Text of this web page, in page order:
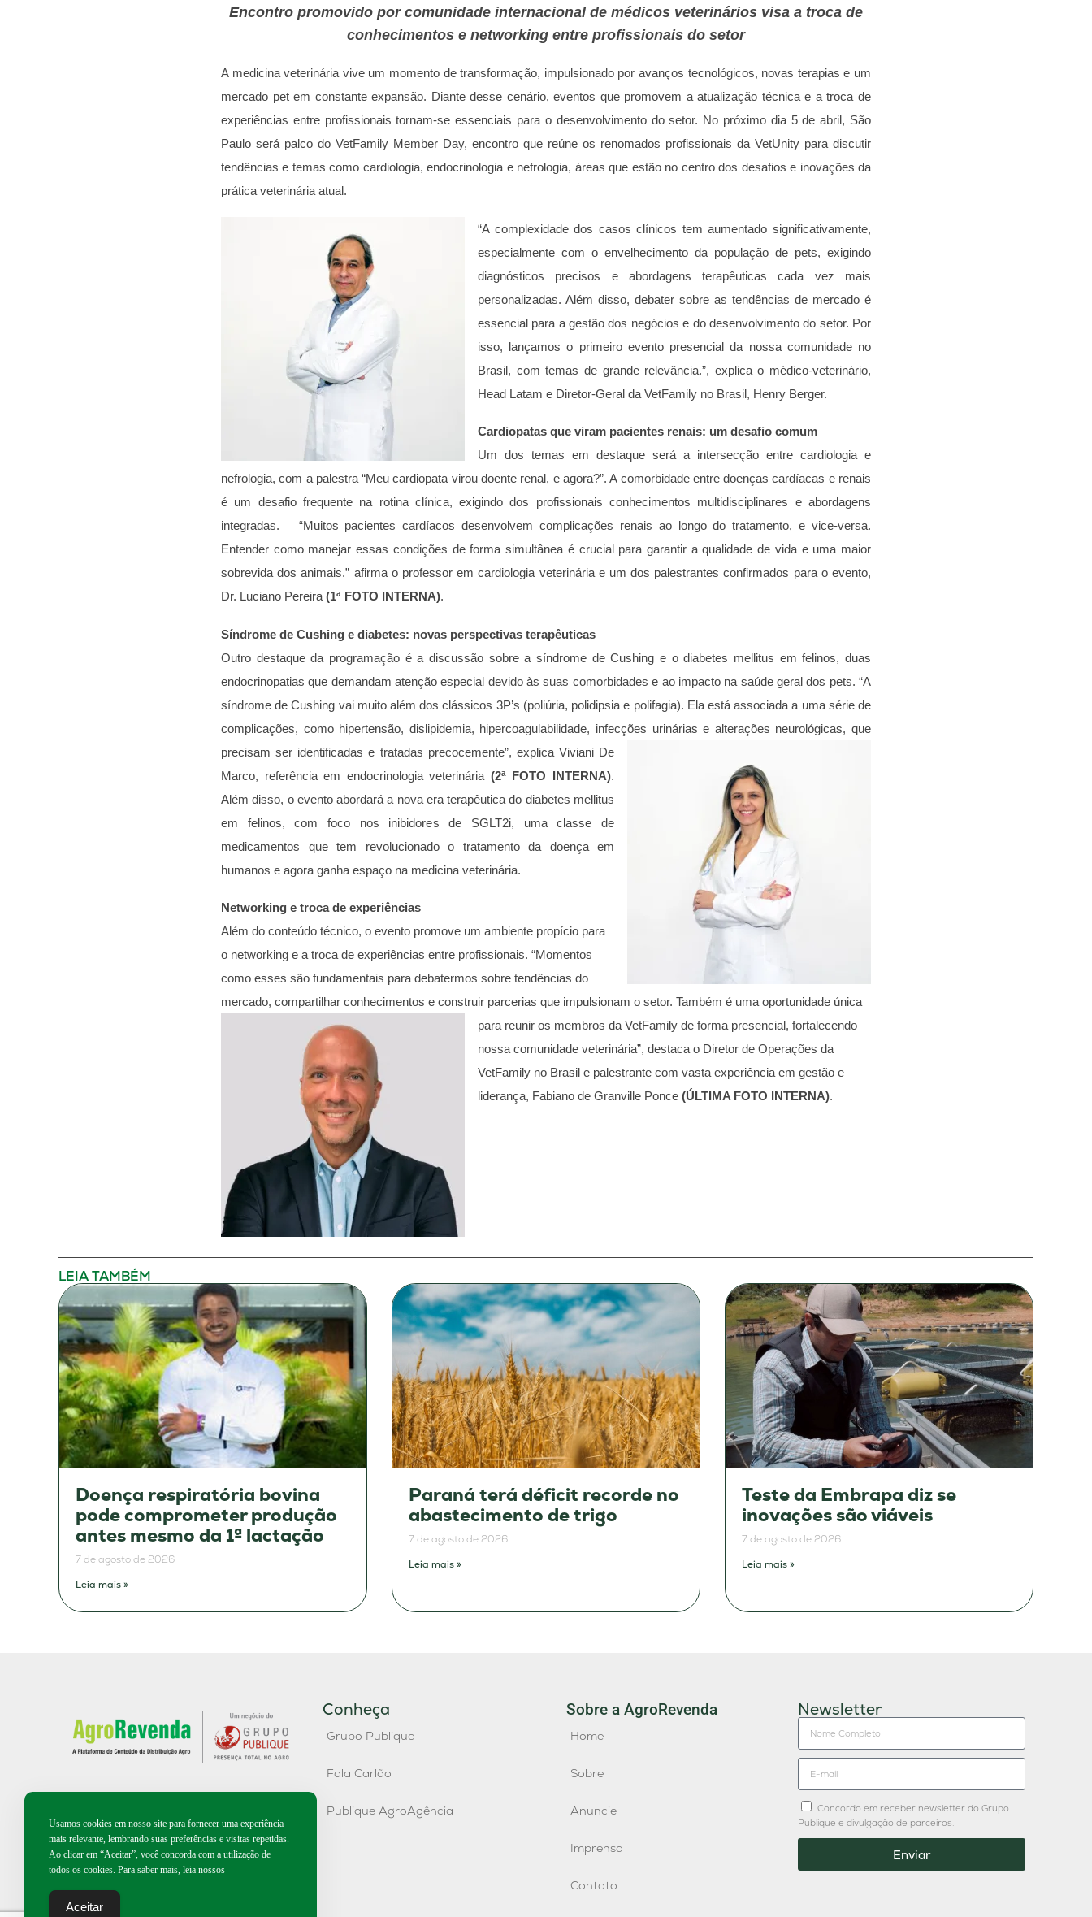
Encontro promovido por comunidade internacional de médicos veterinários visa a troca de
conhecimentos e networking entre profissionais do setor
A medicina veterinária vive um momento de transformação, impulsionado por avanços tecnológicos, novas terapias e um
mercado pet em constante expansão. Diante desse cenário, eventos que promovem a atualização técnica e a troca de
experiências entre profissionais tornam-se essenciais para o desenvolvimento do setor. No próximo dia 5 de abril, São
Paulo será palco do VetFamily Member Day, encontro que reúne os renomados profissionais da VetUnity para discutir
tendências e temas como cardiologia, endocrinologia e nefrologia, áreas que estão no centro dos desafios e inovações da
prática veterinária atual.
“A complexidade dos casos clínicos tem aumentado significativamente,
especialmente com o envelhecimento da população de pets, exigindo
diagnósticos precisos e abordagens terapêuticas cada vez mais
personalizadas. Além disso, debater sobre as tendências de mercado é
essencial para a gestão dos negócios e do desenvolvimento do setor. Por
isso, lançamos o primeiro evento presencial da nossa comunidade no
Brasil, com temas de grande relevância.”, explica o médico-veterinário,
Head Latam e Diretor-Geral da VetFamily no Brasil, Henry Berger.
Cardiopatas que viram pacientes renais: um desafio comum
Um dos temas em destaque será a intersecção entre cardiologia e
nefrologia, com a palestra “Meu cardiopata virou doente renal, e agora?”. A comorbidade entre doenças cardíacas e renais
é um desafio frequente na rotina clínica, exigindo dos profissionais conhecimentos multidisciplinares e abordagens
integradas. “Muitos pacientes cardíacos desenvolvem complicações renais ao longo do tratamento, e vice-versa.
Entender como manejar essas condições de forma simultânea é crucial para garantir a qualidade de vida e uma maior
sobrevida dos animais.” afirma o professor em cardiologia veterinária e um dos palestrantes confirmados para o evento,
Dr. Luciano Pereira (1ª FOTO INTERNA).
Síndrome de Cushing e diabetes: novas perspectivas terapêuticas
Outro destaque da programação é a discussão sobre a síndrome de Cushing e o diabetes mellitus em felinos, duas
endocrinopatias que demandam atenção especial devido às suas comorbidades e ao impacto na saúde geral dos pets. “A
síndrome de Cushing vai muito além dos clássicos 3P’s (poliúria, polidipsia e polifagia). Ela está associada a uma série de
complicações, como hipertensão, dislipidemia, hipercoagulabilidade, infecções urinárias e alterações neurológicas, que
precisam ser identificadas e tratadas precocemente”, explica Viviani De
Marco, referência em endocrinologia veterinária (2ª FOTO INTERNA).
Além disso, o evento abordará a nova era terapêutica do diabetes mellitus
em felinos, com foco nos inibidores de SGLT2i, uma classe de
medicamentos que tem revolucionado o tratamento da doença em
humanos e agora ganha espaço na medicina veterinária.
Networking e troca de experiências
Além do conteúdo técnico, o evento promove um ambiente propício para
o networking e a troca de experiências entre profissionais. “Momentos
como esses são fundamentais para debatermos sobre tendências do
mercado, compartilhar conhecimentos e construir parcerias que impulsionam o setor. Também é uma oportunidade única
para reunir os membros da VetFamily de forma presencial, fortalecendo
nossa comunidade veterinária”, destaca o Diretor de Operações da
VetFamily no Brasil e palestrante com vasta experiência em gestão e
liderança, Fabiano de Granville Ponce (ÚLTIMA FOTO INTERNA).
LEIA TAMBÉM
Doença respiratória bovina
pode comprometer produção
antes mesmo da 1ª lactação
7 de agosto de 2026
Leia mais »
Paraná terá déficit recorde no
abastecimento de trigo
7 de agosto de 2026
Leia mais »
Teste da Embrapa diz se
inovações são viáveis
7 de agosto de 2026
Leia mais »
Conheça
Grupo Publique
Fala Carlão
Publique AgroAgência
Sobre a AgroRevenda
Home
Sobre
Anuncie
Imprensa
Contato
Newsletter
Concordo em receber newsletter do Grupo
Publique e divulgação de parceiros.
Enviar
Usamos cookies em nosso site para fornecer uma experiência
mais relevante, lembrando suas preferências e visitas repetidas.
Ao clicar em “Aceitar”, você concorda com a utilização de
todos os cookies. Para saber mais, leia nossos
Aceitar